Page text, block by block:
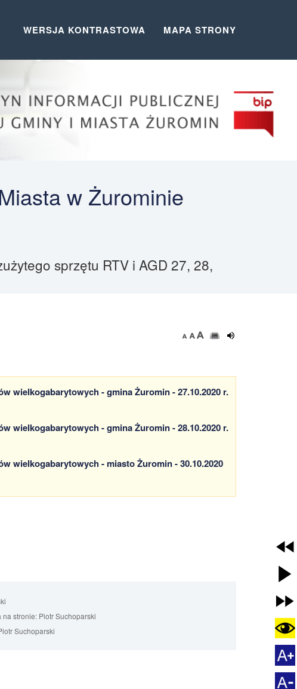
WERSJA KONTRASTOWA MAPA STRONY
w Żurominie
sprzętu RTV i AGD 27, 28,
wielkogabarytowych - gmina Żuromin - 27.10.2020 r.
wielkogabarytowych - gmina Żuromin - 28.10.2020 r.
wielkogabarytowych - miasto Żuromin - 30.10.2020
na stronie:Piotr Suchoparski
Suchoparski